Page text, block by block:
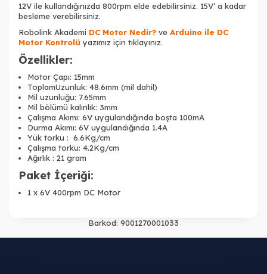
12V ile kullandığınızda 800rpm elde edebilirsiniz. 15V’ a kadar
besleme verebilirsiniz.
Robolink Akademi DC Motor Nedir? ve Arduino ile DC
Motor Kontrolü yazımız için tıklayınız.
Özellikler:
Motor Çapı: 15mm
ToplamUzunluk: 48.6mm (mil dahil)
Mil uzunluğu: 7.65mm
Mil bölümü kalınlık: 3mm
Çalışma Akımı: 6V uygulandığında boşta 100mA
Durma Akımı: 6V uygulandığında 1.4A
Yük torku : 6.6Kg/cm
Çalışma torku: 4.2Kg/cm
Ağırlık : 21 gram
Paket İçeriği:
1 x 6V 400rpm DC Motor
Barkod: 9001270001033